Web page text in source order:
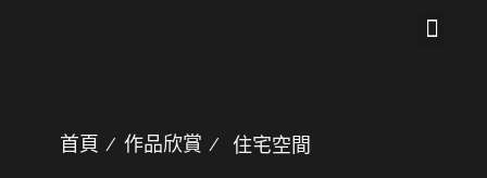
首頁 ∕ 作品欣賞 ∕ 住宅空間